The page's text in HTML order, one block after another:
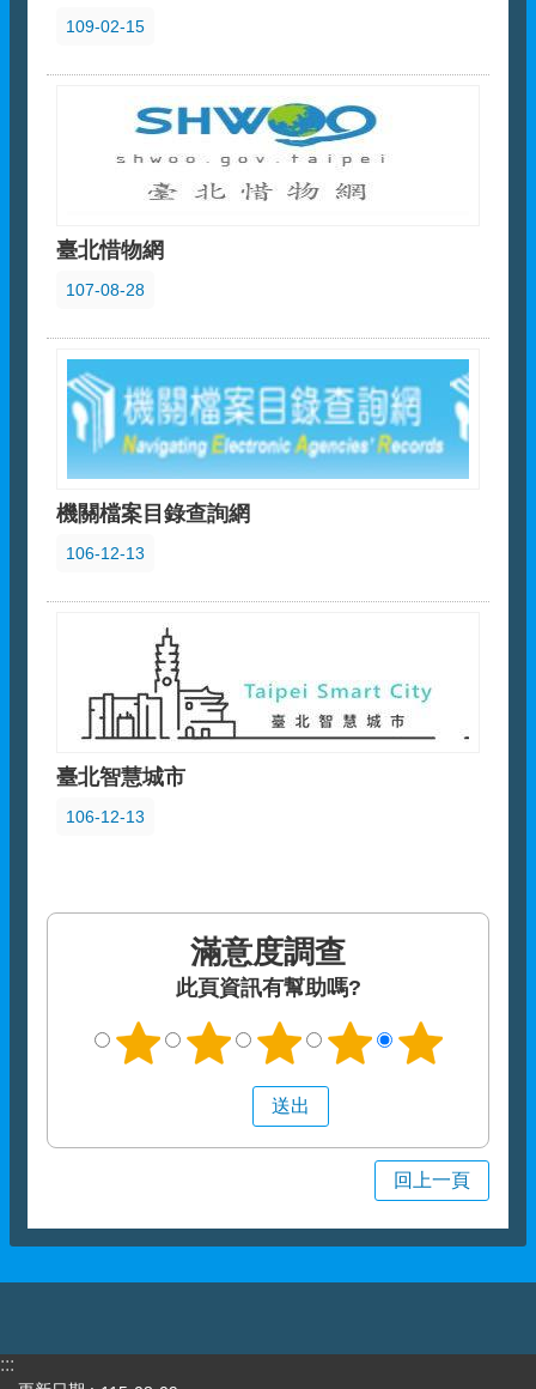
109-02-15
臺北惜物網
107-08-28
機關檔案目錄查詢網
106-12-13
臺北智慧城市
106-12-13
滿意度調查
此頁資訊有幫助嗎?
回上一頁
:::